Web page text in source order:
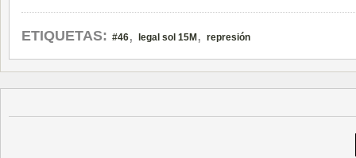
ETIQUETAS: #46, legal sol 15M , represión